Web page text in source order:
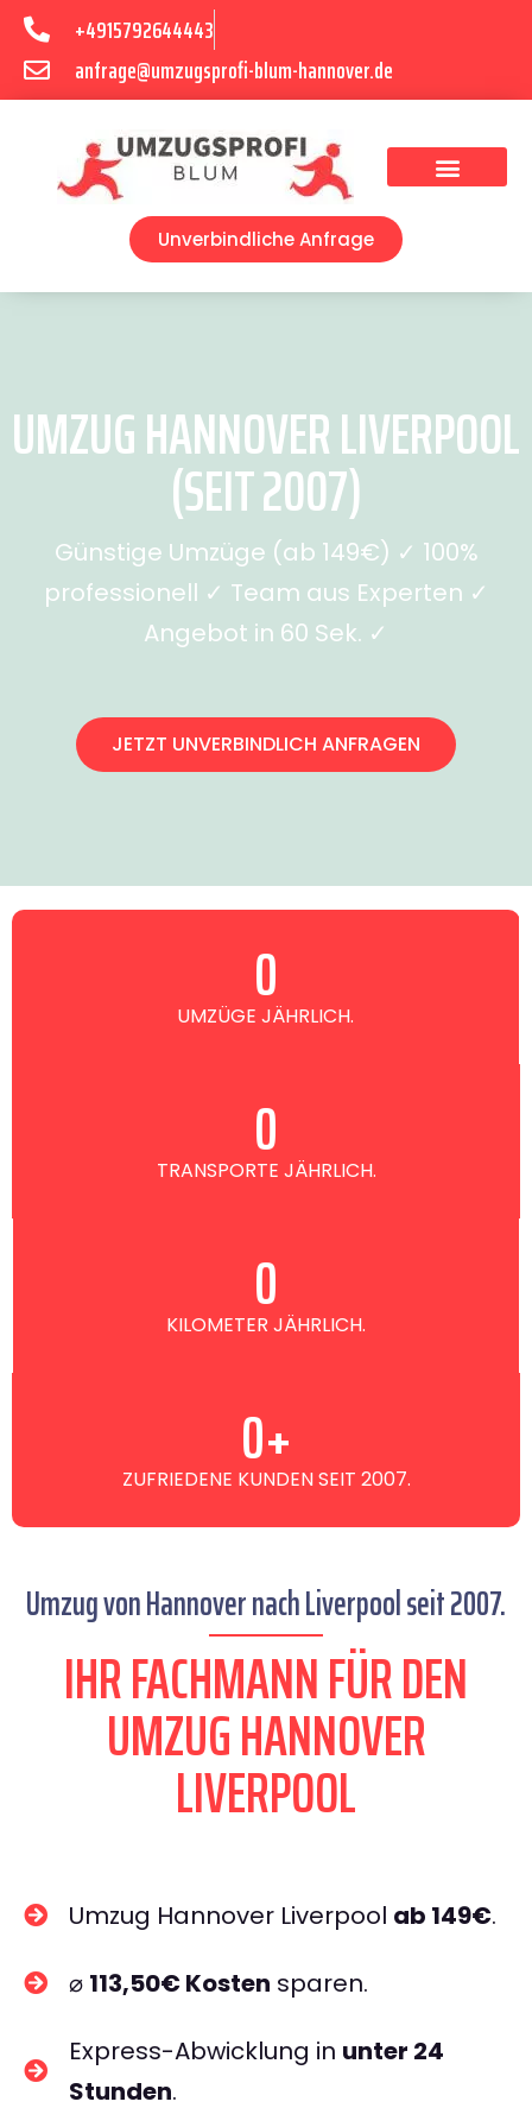
+4915792644443
anfrage@umzugsprofi-blum-hannover.de
Unverbindliche Anfrage
UMZUG HANNOVER LIVERPOOL
(SEIT 2007)
Günstige Umzüge (ab 149€) ✓ 100%
professionell ✓ Team aus Experten ✓
Angebot in 60 Sek. ✓
JETZT UNVERBINDLICH ANFRAGEN
UMZÜGE JÄHRLICH.
0
TRANSPORTE JÄHRLICH.
0
KILOMETER JÄHRLICH.
0
ZUFRIEDENE KUNDEN SEIT 2007.
0+
Umzug von Hannover nach Liverpool seit 2007.
IHR FACHMANN FÜR DEN
UMZUG HANNOVER
LIVERPOOL
Umzug Hannover Liverpool ab 149€.
⌀ 113,50€ Kosten sparen.
Express-Abwicklung in unter 24
Stunden.